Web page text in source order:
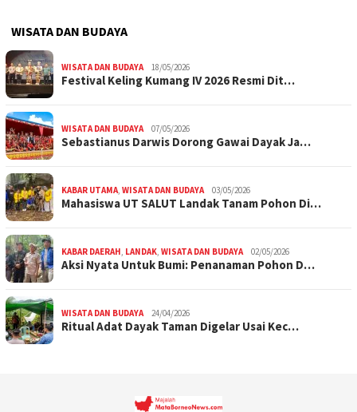
WISATA DAN BUDAYA
WISATA DAN BUDAYA 18/05/2026
Festival Keling Kumang IV 2026 Resmi Dit…
WISATA DAN BUDAYA 07/05/2026
Sebastianus Darwis Dorong Gawai Dayak Ja…
KABAR UTAMA WISATA DAN BUDAYA 03/05/2026
Mahasiswa UT SALUT Landak Tanam Pohon Di…
KABAR DAERAH LANDAK WISATA DAN BUDAYA 02/05/2026
Aksi Nyata Untuk Bumi: Penanaman Pohon D…
WISATA DAN BUDAYA 24/04/2026
Ritual Adat Dayak Taman Digelar Usai Kec…